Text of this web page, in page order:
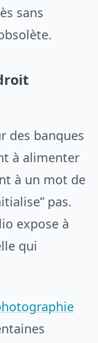
sans
des banques
à alimenter
à un mot de
pas.
expose à
qui